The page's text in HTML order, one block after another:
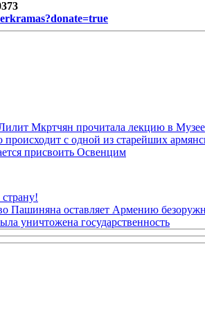
Мкртчян прочитала лекцию в
происходит с одной из старейших
присвоить Освенцим
Пашиняна оставляет Армению
уничтожена государственность